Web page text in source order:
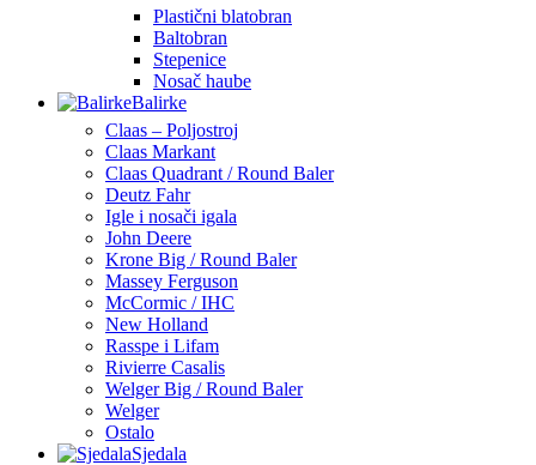
Plastični blatobran
Baltobran
Stepenice
Nosač haube
Balirke
Claas – Poljostroj
Claas Markant
Claas Quadrant / Round Baler
Deutz Fahr
Igle i nosači igala
John Deere
Krone Big / Round Baler
Massey Ferguson
McCormic / IHC
New Holland
Rasspe i Lifam
Rivierre Casalis
Welger Big / Round Baler
Welger
Ostalo
Sjedala